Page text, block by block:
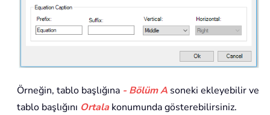
Örneğin, tablo başlığına - Bölüm A soneki ekleyebilir ve
tablo başlığını Ortala konumunda gösterebilirsiniz.